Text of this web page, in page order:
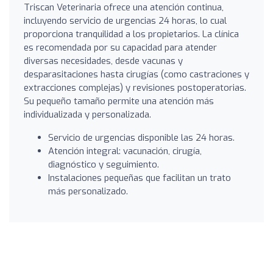
Triscan Veterinaria ofrece una atención continua,
incluyendo servicio de urgencias 24 horas, lo cual
proporciona tranquilidad a los propietarios. La clínica
es recomendada por su capacidad para atender
diversas necesidades, desde vacunas y
desparasitaciones hasta cirugías (como castraciones y
extracciones complejas) y revisiones postoperatorias.
Su pequeño tamaño permite una atención más
individualizada y personalizada.
Servicio de urgencias disponible las 24 horas.
Atención integral: vacunación, cirugía,
diagnóstico y seguimiento.
Instalaciones pequeñas que facilitan un trato
más personalizado.